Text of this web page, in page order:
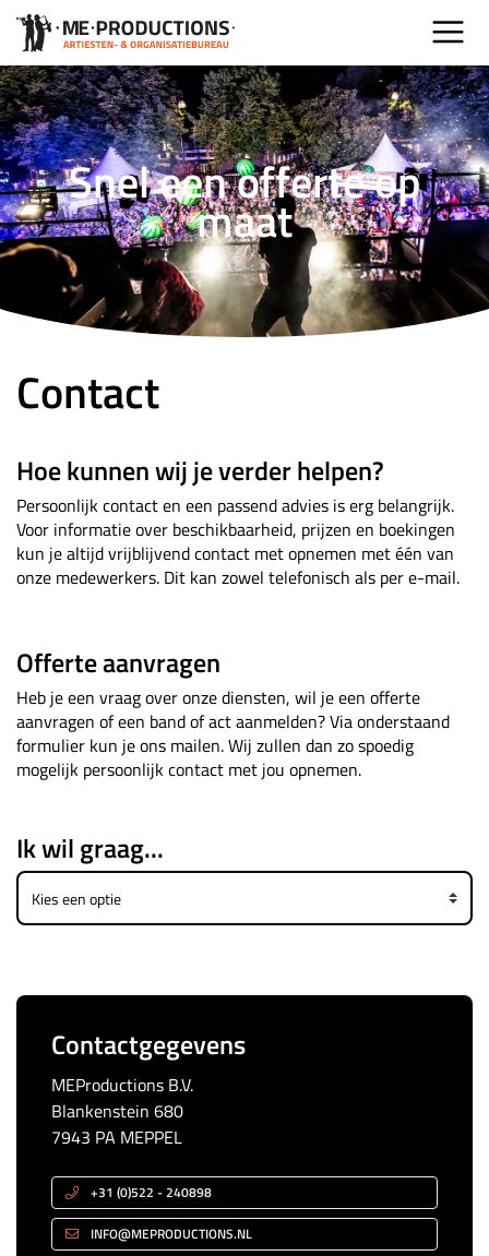
Snel een offerte op
maat
Contact
Hoe kunnen wij je verder helpen?
Persoonlijk contact en een passend advies is erg belangrijk.
Voor informatie over beschikbaarheid, prijzen en boekingen
kun je altijd vrijblijvend contact met opnemen met één van
onze medewerkers. Dit kan zowel telefonisch als per e-mail.
Offerte aanvragen
Heb je een vraag over onze diensten, wil je een offerte
aanvragen of een band of act aanmelden? Via onderstaand
formulier kun je ons mailen. Wij zullen dan zo spoedig
mogelijk persoonlijk contact met jou opnemen.
Ik wil graag...
Contactgegevens
MEProductions B.V.
Blankenstein 680
7943 PA MEPPEL
+31 (0)522 - 240898
INFO@MEPRODUCTIONS.NL